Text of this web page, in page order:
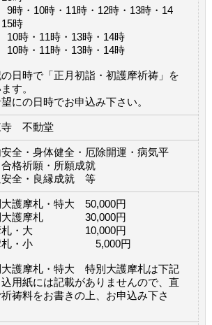
時・10時・11時・12時・13時・14
時
時・11時・13時・14時
時・11時・13時・14時
の日時で「正月初詣・初護摩祈祷」を
す。
望にの日時でお申込み下さい。
寺 不動堂
全・身体健全・厄除開運・病気平
格祈願・所願成就
安全・良縁成就 等
大護摩札・特大 50,000円
大護摩札 30,000円
札・大 10,000円
札・小 5,000円
大護摩札・特大 特別大護摩札は下記
用紙には記載がありませんので、直
祷料をお書きの上、お申込み下さ